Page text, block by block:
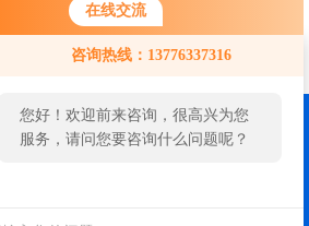
在线交流
咨询热线：13776337316
您好！欢迎前来咨询，很高兴为您
服务，请问您要咨询什么问题呢？
留言 联系我们